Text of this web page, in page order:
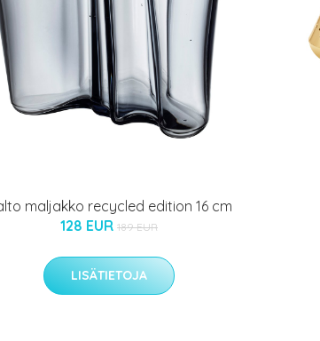
maljakko recycled edition 16 cm
128 EUR 189 EUR
LISÄTIETOJA